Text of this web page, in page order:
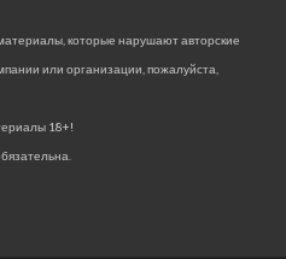
которые нарушают авторские
или организации, пожалуйста,
18+!